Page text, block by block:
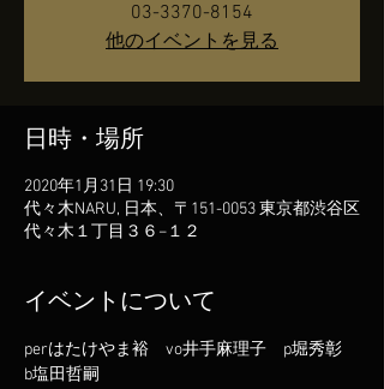
03-3370-8154
他のイベントを見る
日時・場所
2020年1月31日 19:30
代々木NARU, 日本、〒151-0053 東京都渋谷区
代々木１丁目３６−１２
イベントについて
perはたけやま裕　vo井手麻理子　p堀秀彰
b塩田哲嗣